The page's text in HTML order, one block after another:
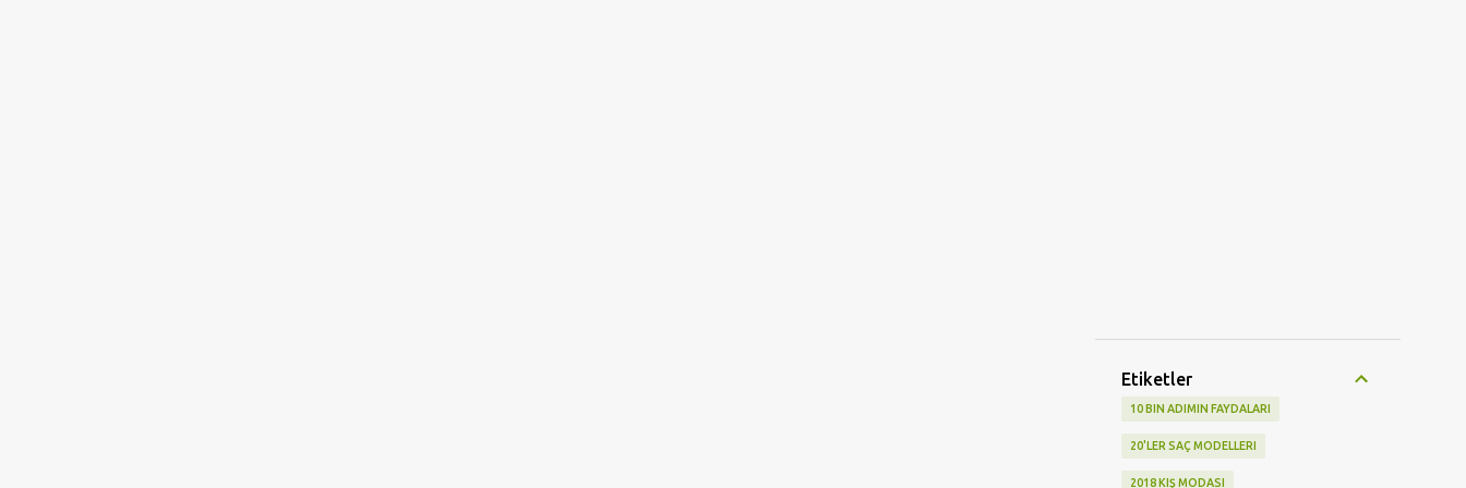
Etiketler
10 BIN ADIMIN FAYDALARI
20'LER SAÇ MODELLERI
2018 KIŞ MODASI